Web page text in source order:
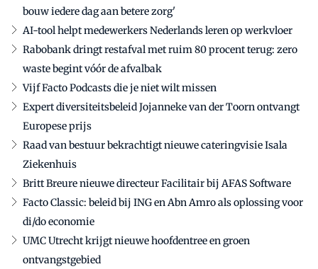
bouw iedere dag aan betere zorg'
AI-tool helpt medewerkers Nederlands leren op werkvloer
Rabobank dringt restafval met ruim 80 procent terug: zero
waste begint vóór de afvalbak
Vijf Facto Podcasts die je niet wilt missen
Expert diversiteitsbeleid Jojanneke van der Toorn ontvangt
Europese prijs
Raad van bestuur bekrachtigt nieuwe cateringvisie Isala
Ziekenhuis
Britt Breure nieuwe directeur Facilitair bij AFAS Software
Facto Classic: beleid bij ING en Abn Amro als oplossing voor
di/do economie
UMC Utrecht krijgt nieuwe hoofdentree en groen
ontvangstgebied